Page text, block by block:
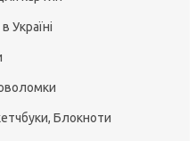
Україні
Блокноти